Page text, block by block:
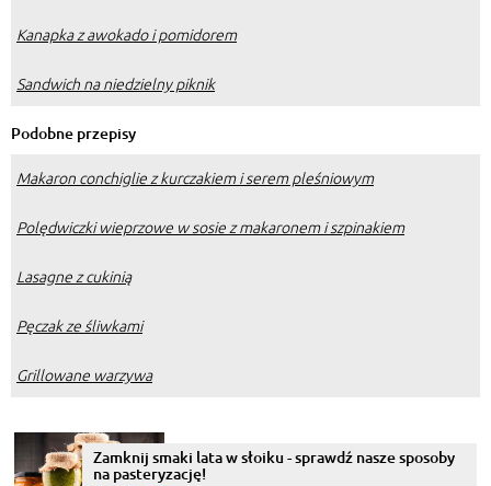
Kanapka z awokado i pomidorem
Sandwich na niedzielny piknik
Podobne przepisy
Makaron conchiglie z kurczakiem i serem pleśniowym
Polędwiczki wieprzowe w sosie z makaronem i szpinakiem
Lasagne z cukinią
Pęczak ze śliwkami
Grillowane warzywa
Zamknij smaki lata w słoiku - sprawdź nasze sposoby
na pasteryzację!